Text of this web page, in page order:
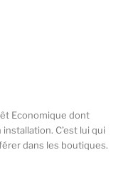
Economique dont
C’est lui qui
dans les boutiques.